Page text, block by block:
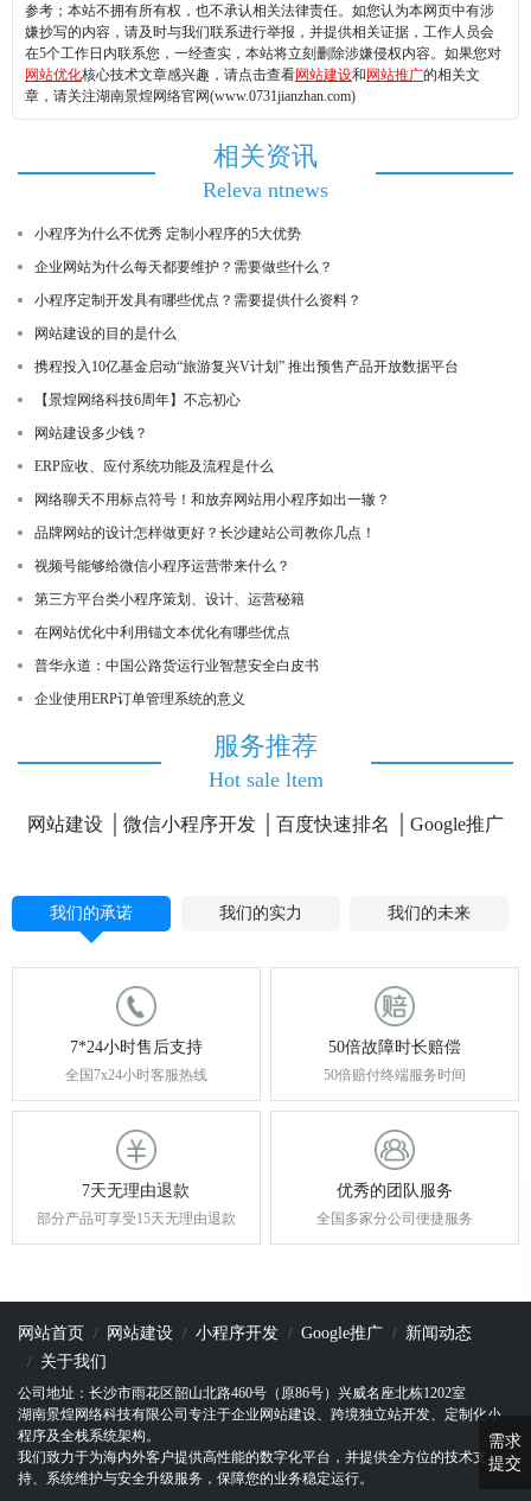
参考；本站不拥有所有权，也不承认相关法律责任。如您认为本网页中有涉
嫌抄写的内容，请及时与我们联系进行举报，并提供相关证据，工作人员会
在5个工作日内联系您，一经查实，本站将立刻删除涉嫌侵权内容。如果您对
网站优化核心技术文章感兴趣，请点击查看网站建设和 网站推广的相关文
章，请关注湖南景煌网络官网(www.0731jianzhan.com)
相关资讯
Releva ntnews
小程序为什么不优秀 定制小程序的5大优势
企业网站为什么每天都要维护？需要做些什么？
小程序定制开发具有哪些优点？需要提供什么资料？
网站建设的目的是什么
携程投入10亿基金启动“旅游复兴V计划” 推出预售产品开放数据平台
【景煌网络科技6周年】不忘初心
网站建设多少钱？
ERP应收、应付系统功能及流程是什么
网络聊天不用标点符号！和放弃网站用小程序如出一辙？
品牌网站的设计怎样做更好？长沙建站公司教你几点！
视频号能够给微信小程序运营带来什么？
第三方平台类小程序策划、设计、运营秘籍
在网站优化中利用锚文本优化有哪些优点
普华永道：中国公路货运行业智慧安全白皮书
企业使用ERP订单管理系统的意义
服务推荐
Hot sale ltem
网站建设 微信小程序开发 百度快速排名 Google推广
我们的承诺 我们的实力 我们的未来
7*24小时售后支持
全国7x24小时客服热线
50倍故障时长赔偿
50倍赔付终端服务时间
7天无理由退款
部分产品可享受15天无理由退款
优秀的团队服务
全国多家分公司便捷服务
网站首页 网站建设 小程序开发 Google推广
新闻动态
关于我们
公司地址：长沙市雨花区韶山北路460号（原86号）兴威名座北栋1202室
湖南景煌网络科技有限公司专注于企业网站建设、跨境独立站开发、定制化小
程序及全栈系统架构。
我们致力于为海内外客户提供高性能的数字化平台，并提供全方位的技术支
持、系统维护与安全升级服务，保障您的业务稳定运行。
需求
提交